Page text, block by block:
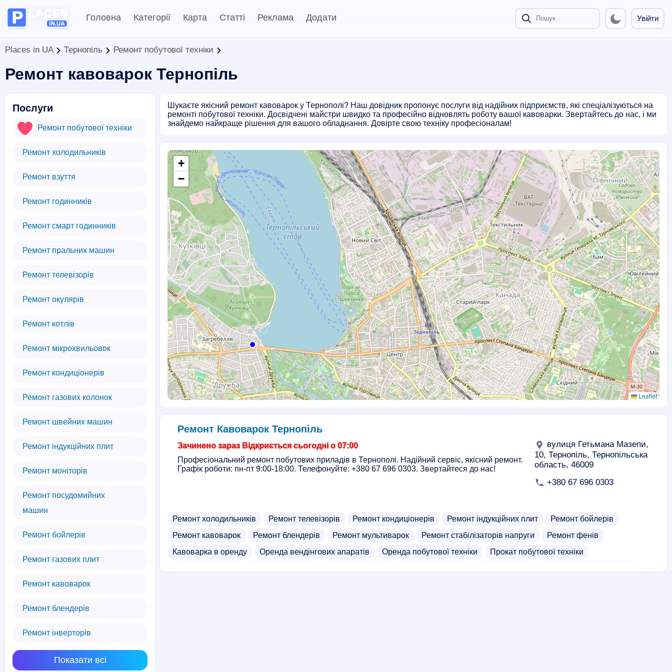
Головна Категорії Карта Статті Реклама Додати Увійти
Places in UA Тернопіль Ремонт побутової техніки
Ремонт кавоварок Тернопіль
Послуги
Ремонт побутової техніки
Ремонт холодильників
Ремонт взуття
Ремонт годинників
Ремонт смарт годинників
Ремонт пральних машин
Ремонт телевізорів
Ремонт окулярів
Ремонт котлів
Ремонт мікрохвильовок
Ремонт кондиціонерів
Ремонт газових колонок
Ремонт швейних машин
Ремонт індукційних плит
Ремонт моніторів
Ремонт посудомийних
машин
Ремонт бойлерів
Ремонт газових плит
Ремонт кавоварок
Ремонт блендерів
Ремонт інверторів
Показати всі
Шукаєте якісний ремонт кавоварок у Тернополі? Наш довідник пропонує послуги від надійних підприємств, які спеціалізуються на
ремонті побутової техніки. Досвідчені майстри швидко та професійно відновлять роботу вашої кавоварки. Звертайтесь до нас, і ми
знайдемо найкраще рішення для вашого обладнання. Довірте свою техніку професіоналам!
+
−
Leaflet
Ремонт Кавоварок Тернопіль
Зачинено зараз Відкриється сьогодні о 07:00
Професіональний ремонт побутових приладів в Тернополі. Надійний сервіс, якісний ремонт.
Графік роботи: пн-пт 9:00-18:00. Телефонуйте: +380 67 696 0303. Звертайтеся до нас!
вулиця Гетьмана Мазепи,
10, Тернопіль, Тернопільська
область, 46009
+380 67 696 0303
Ремонт холодильників Ремонт телевізорів Ремонт кондиціонерів Ремонт індукційних плит
Ремонт бойлерів
Ремонт кавоварок
Ремонт блендерів Ремонт мультиварок Ремонт стабілізаторів напруги
Ремонт фенів
Кавоварка в оренду
Оренда вендінгових апаратів Оренда побутової техніки
Прокат побутової техніки